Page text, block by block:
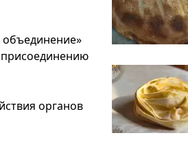
присоединению
органов